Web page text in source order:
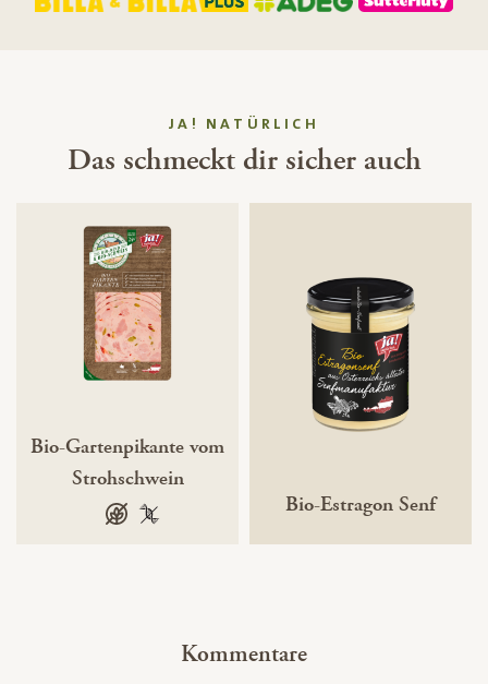
JA! NATÜRLICH
Das schmeckt dir sicher auch
Bio-Gartenpikante vom
Strohschwein
glutenfrei100 % gentechnikfreiBio-Estragon Senf
Kommentare